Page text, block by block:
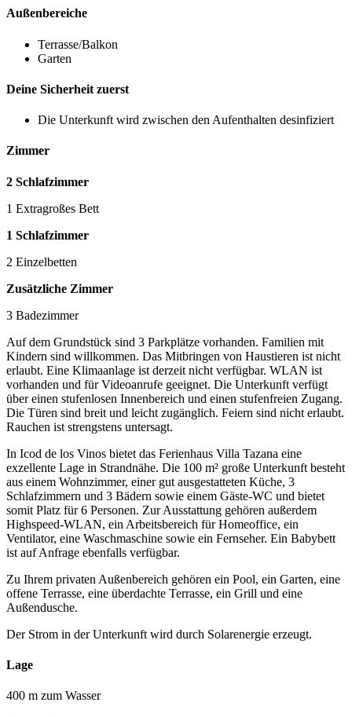
Außenbereiche
Terrasse/Balkon
Garten
Deine Sicherheit zuerst
Die Unterkunft wird zwischen den Aufenthalten desinfiziert
Zimmer
2 Schlafzimmer
1 Extragroßes Bett
1 Schlafzimmer
2 Einzelbetten
Zusätzliche Zimmer
3 Badezimmer
Auf dem Grundstück sind 3 Parkplätze vorhanden. Familien mit
Kindern sind willkommen. Das Mitbringen von Haustieren ist nicht
erlaubt. Eine Klimaanlage ist derzeit nicht verfügbar. WLAN ist
vorhanden und für Videoanrufe geeignet. Die Unterkunft verfügt
über einen stufenlosen Innenbereich und einen stufenfreien Zugang.
Die Türen sind breit und leicht zugänglich. Feiern sind nicht erlaubt.
Rauchen ist strengstens untersagt.
In Icod de los Vinos bietet das Ferienhaus Villa Tazana eine
exzellente Lage in Strandnähe. Die 100 m² große Unterkunft besteht
aus einem Wohnzimmer, einer gut ausgestatteten Küche, 3
Schlafzimmern und 3 Bädern sowie einem Gäste-WC und bietet
somit Platz für 6 Personen. Zur Ausstattung gehören außerdem
Highspeed-WLAN, ein Arbeitsbereich für Homeoffice, ein
Ventilator, eine Waschmaschine sowie ein Fernseher. Ein Babybett
ist auf Anfrage ebenfalls verfügbar.
Zu Ihrem privaten Außenbereich gehören ein Pool, ein Garten, eine
offene Terrasse, eine überdachte Terrasse, ein Grill und eine
Außendusche.
Der Strom in der Unterkunft wird durch Solarenergie erzeugt.
Lage
400 m zum Wasser